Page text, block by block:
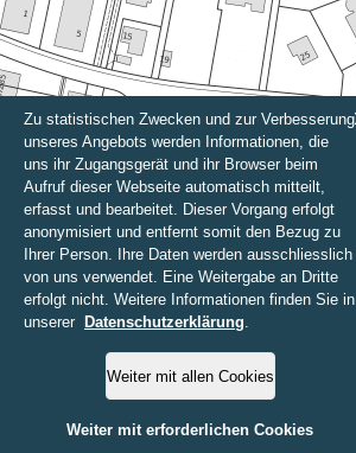
Zu statistischen Zwecken und zur Verbesserung
unseres Angebots werden Informationen, die
uns ihr Zugangsgerät und ihr Browser beim
Aufruf dieser Webseite automatisch mitteilt,
erfasst und bearbeitet. Dieser Vorgang erfolgt
anonymisiert und entfernt somit den Bezug zu
Ihrer Person. Ihre Daten werden ausschliesslich
von uns verwendet. Eine Weitergabe an Dritte
erfolgt nicht. Weitere Informationen finden Sie in
unserer
Datenschutzerklärung.
Weiter mit allen Cookies
Weiter mit erforderlichen Cookies